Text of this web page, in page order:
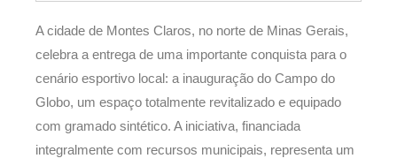
A cidade de Montes Claros, no norte de Minas Gerais,
celebra a entrega de uma importante conquista para o
cenário esportivo local: a inauguração do Campo do
Globo, um espaço totalmente revitalizado e equipado
com gramado sintético. A iniciativa, financiada
integralmente com recursos municipais, representa um